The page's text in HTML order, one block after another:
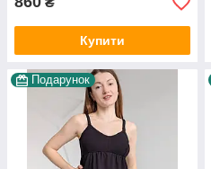
Купити
Подарунок